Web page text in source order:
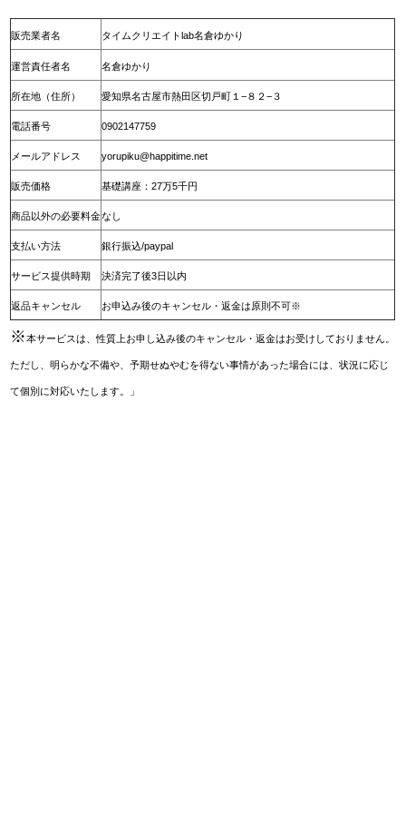
販売業者名 タイムクリエイトlab名倉ゆかり
運営責任者名 名倉ゆかり
所在地（住所） 愛知県名古屋市熱田区切戸町１−８２−３
電話番号 0902147759
メールアドレス yorupiku@happitime.net
販売価格 基礎講座：27万5千円
商品以外の必要料金なし
支払い方法 銀行振込/paypal
サービス提供時期 決済完了後3日以内
返品キャンセル お申込み後のキャンセル・返金は原則不可※
※本サービスは、性質上お申し込み後のキャンセル・返金はお受けしておりません。
ただし、明らかな不備や、予期せぬやむを得ない事情があった場合には、状況に応じ
て個別に対応いたします。」